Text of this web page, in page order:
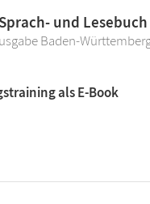
und Lesebuch
Baden-Württemberg
als E-Book